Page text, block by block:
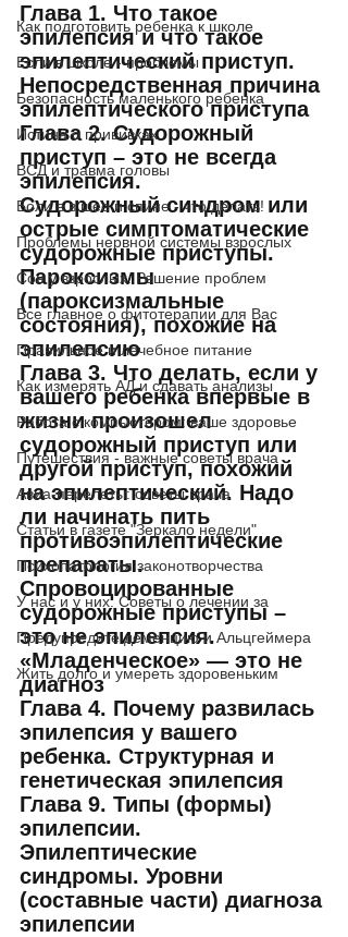
Как подготовить ребенка к школе
Если в школе - проблемы
Безопасность маленького ребенка
Истина о прививках
ВСД и травма головы
Боли в в шее и спине - что делать!
Проблемы нервной системы взрослых
Сон у взрослых. Решение проблем
Все главное о фитотерапии для Вас
Правильное и лечебное питание
Как измерять АД и сдавать анализы
Работа с компьютером: ваше здоровье
Путешествия - важные советы врача
Авиа-перелеты: советы врача
Статьи в газете "Зеркало недели"
Психопатология законотворчества
У нас и у них. Советы о лечении за
Предупредите деменцию и Альцгеймера
Жить долго и умереть здоровеньким
Глава 1. Что такое
эпилепсия и что такое
эпилептический приступ.
Непосредственная причина
эпилептического приступа
Глава 2. Судорожный
приступ – это не всегда
эпилепсия.
Судорожный синдром или
острые симптоматические
судорожные приступы.
Пароксизмы
(пароксизмальные
состояния), похожие на
эпилепсию
Глава 3. Что делать, если у
вашего ребенка впервые в
жизни произошел
судорожный приступ или
другой приступ, похожий
на эпилептический. Надо
ли начинать пить
противоэпилептические
препараты.
Спровоцированные
судорожные приступы –
это не эпилепсия.
«Младенческое» — это не
диагноз
Глава 4. Почему развилась
эпилепсия у вашего
ребенка. Структурная и
генетическая эпилепсия
Глава 9. Типы (формы)
эпилепсии.
Эпилептические
синдромы. Уровни
(составные части) диагноза
эпилепсии